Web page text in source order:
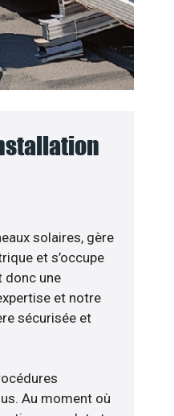
solaires, gère
et s’occupe
donc une
et notre
sécurisée et
Au moment où